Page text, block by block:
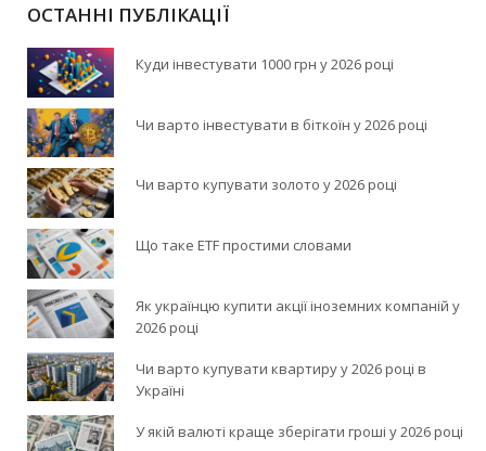
ОСТАННІ ПУБЛІКАЦІЇ
Куди інвестувати 1000 грн у 2026 році
Чи варто інвестувати в біткоїн у 2026 році
Чи варто купувати золото у 2026 році
Що таке ETF простими словами
Як українцю купити акції іноземних компаній у
2026 році
Чи варто купувати квартиру у 2026 році в
Україні
У якій валюті краще зберігати гроші у 2026 році